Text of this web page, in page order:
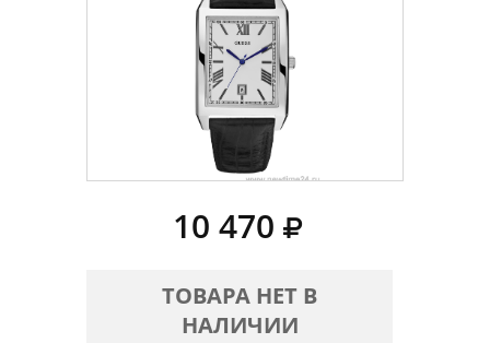
10 470
ТОВАРА НЕТ В
НАЛИЧИИ